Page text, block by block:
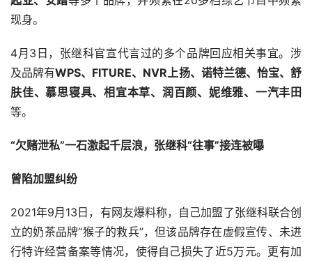
现身。
4月3日，张继科官宣代言过的多个品牌回应相关事宜。涉
及品牌有WPS、FITURE、NVR上扬、诺特兰德、怡宝、舒
肤佳、慕思寝具、相宜本草、润百颜、妮维雅、一汽丰田
等。
“欠赌泄私”一石激起千层浪，张继科“往事”接连被曝
曾陷加盟纠纷
2021年9月13日，有网友爆料称，自己加盟了张继科联合创
立的奶茶品牌“猴子的救兵”，但该品牌存在虚假宣传、未进
行特许经营备案等情况，使得自己损失了近5万元。更有加